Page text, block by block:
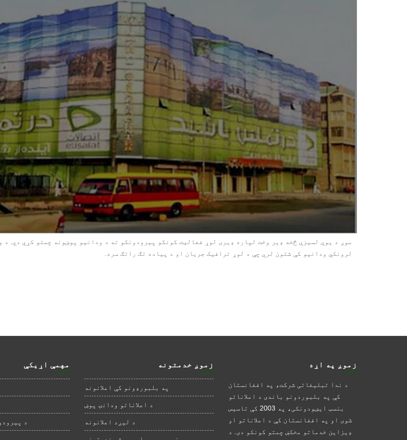
موږ د یوې لسیزې څخه ډیر وخت لپاره ډیری لوړ فعالیت کونکو پیرودونکو ته د ودانیو پوښونه چمتو کړي دي.
لرونکي ودانیو کې شتون لري چې د لوړ ترافیک جریان او د پیاده تګ راتګ سره.
زموږ په اړه
د ندا تبلیغاتی شرکت، په افغانستان
کې په بلبوردونو باندی د اعلاناتو
بنسټ ایښودونکی، په 2003 کې تاسیس
شوی او په افغانستان کې د اعلاناتو او
ډیزاین خدماتو مخکښ چمتو کونکو دی. د
زموږ خدمتونه
په بلبورډونو کې اعلانونه
د اعلاناتو ودانۍ پوښ
د لیږد اعلانونه
مهمې اړیکې
د